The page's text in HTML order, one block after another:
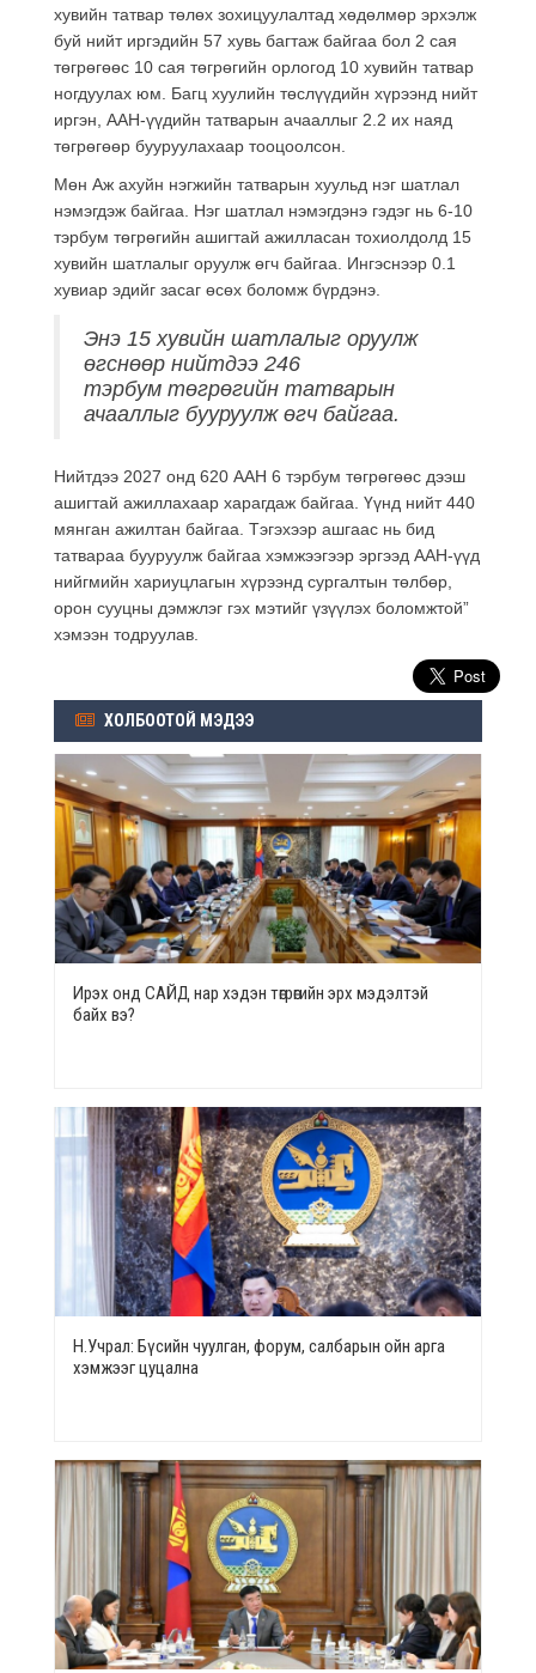
хувийн татвар төлөх зохицуулалтад хөдөлмөр эрхэлж
буй нийт иргэдийн 57 хувь багтаж байгаа бол 2 сая
төгрөгөөс 10 сая төгрөгийн орлогод 10 хувийн татвар
ногдуулах юм. Багц хуулийн төслүүдийн хүрээнд нийт
иргэн, ААН-үүдийн татварын ачааллыг 2.2 их наяд
төгрөгөөр бууруулахаар тооцоолсон.
Мөн Аж ахуйн нэгжийн татварын хуульд нэг шатлал
нэмэгдэж байгаа. Нэг шатлал нэмэгдэнэ гэдэг нь 6-10
тэрбум төгрөгийн ашигтай ажилласан тохиолдолд 15
хувийн шатлалыг оруулж өгч байгаа. Ингэснээр 0.1
хувиар эдийг засаг өсөх боломж бүрдэнэ.
Энэ 15 хувийн шатлалыг оруулж
өгснөөр нийтдээ 246
тэрбум төгрөгийн татварын
ачааллыг бууруулж өгч байгаа.
Нийтдээ 2027 онд 620 ААН 6 тэрбум төгрөгөөс дээш
ашигтай ажиллахаар харагдаж байгаа. Үүнд нийт 440
мянган ажилтан байгаа. Тэгэхээр ашгаас нь бид
татвараа бууруулж байгаа хэмжээгээр эргээд ААН-үүд
нийгмийн хариуцлагын хүрээнд сургалтын төлбөр,
орон сууцны дэмжлэг гэх мэтийг үзүүлэх боломжтой”
хэмээн тодруулав.
ХОЛБООТОЙ МЭДЭЭ
Ирэх онд САЙД нар хэдэн төгрөгийн эрх мэдэлтэй
байх вэ?
Н.Учрал: Бүсийн чуулган, форум, салбарын ойн арга
хэмжээг цуцална